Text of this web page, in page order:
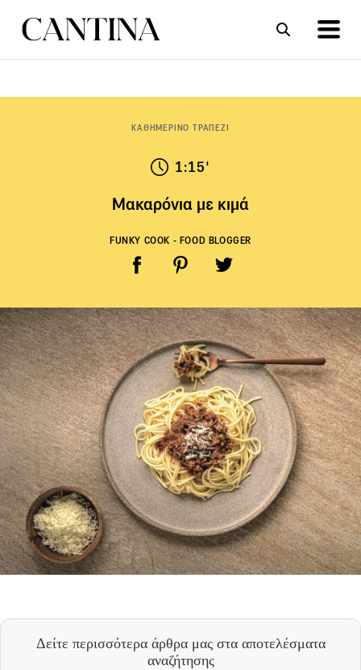
ΚΑΘΗΜΕΡΙΝΟ ΤΡΑΠΕΖΙ
1:15'
Μακαρόνια με κιμά
FUNKY COOK - FOOD BLOGGER
Δείτε περισσότερα άρθρα μας στα αποτελέσματα
αναζήτησης